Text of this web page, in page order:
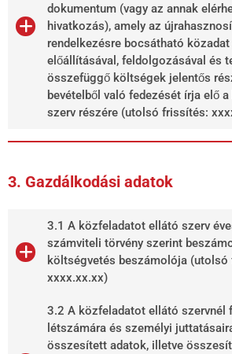
dokumentum (vagy az annak
hivatkozás), amely az
rendelkezésre bocsátható
előállításával, feldolgozásával és
összefüggő költségek jelentős
bevételből való fedezését írja elő
szerv részére (utolsó frissítés:
3. Gazdálkodási adatok
3.1 A közfeladatot ellátó szerv
számviteli törvény szerint
költségvetés beszámolója (utolsó
xxxx.xx.xx)
3.2 A közfeladatot ellátó
létszámára és személyi
összesített adatok, illetve